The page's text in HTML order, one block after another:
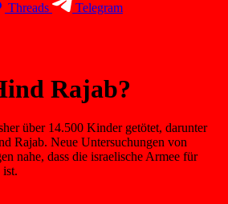
Threads
Telegram
Rajab?
über 14.500 Kinder getötet, darunter
Rajab. Neue Untersuchungen von
nahe, dass die israelische Armee für